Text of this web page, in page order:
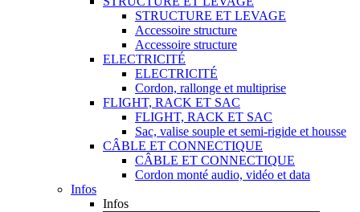
STRUCTURE ET LEVAGE
Accessoire structure
Accessoire structure
ELECTRICITÉ
ELECTRICITÉ
Cordon, rallonge et multiprise
FLIGHT, RACK ET SAC
FLIGHT, RACK ET SAC
Sac, valise souple et semi-rigide et housse
CÂBLE ET CONNECTIQUE
CÂBLE ET CONNECTIQUE
Cordon monté audio, vidéo et data
Infos
Infos